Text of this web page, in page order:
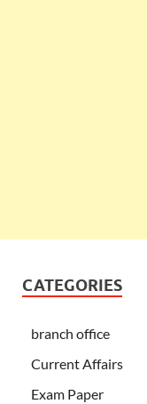
CATEGORIES
branch office
Current Affairs
Exam Paper